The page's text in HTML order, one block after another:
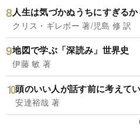
人生は気づかぬうちにすぎるか
クリス・ギレボー 著/児島 修 訳
地図で学ぶ「深読み」世界史
伊藤 敏 著
頭のいい人が話す前に考えて
安達裕哉 著